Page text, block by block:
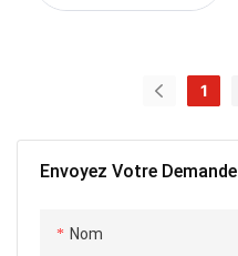
Envoyez Votre Demande
Nom
1